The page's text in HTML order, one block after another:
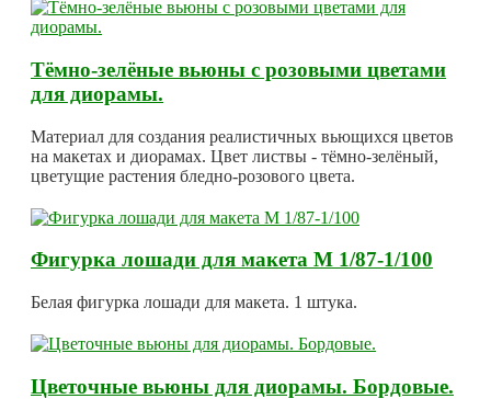
Тёмно-зелёные вьюны с розовыми цветами
для диорамы.
Материал для создания реалистичных вьющихся цветов
на макетах и диорамах. Цвет листвы - тёмно-зелёный,
цветущие растения бледно-розового цвета.
Фигурка лошади для макета М 1/87-1/100
Белая фигурка лошади для макета. 1 штука.
Цветочные вьюны для диорамы. Бордовые.